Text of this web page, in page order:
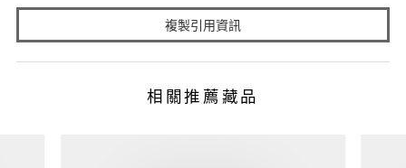
複製引用資訊
相關推薦藏品